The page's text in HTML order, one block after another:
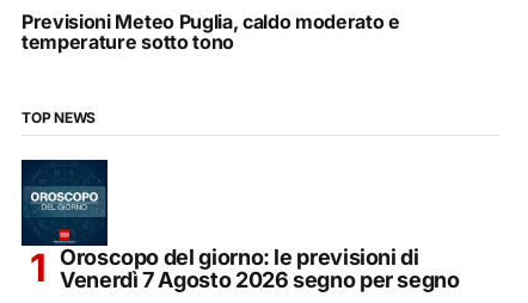
Previsioni Meteo Puglia, caldo moderato e
temperature sotto tono
TOP NEWS
Oroscopo del giorno: le previsioni di
Venerdì 7 Agosto 2026 segno per segno